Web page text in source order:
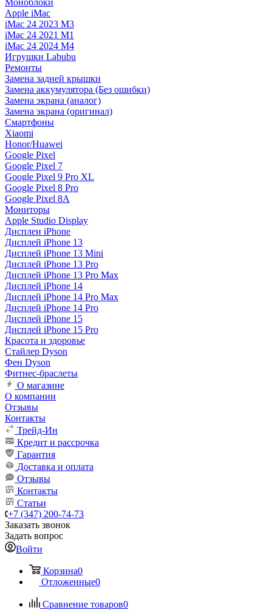
Моноблоки
Apple iMac
iMac 24 2023 M3
iMac 24 2021 M1
iMac 24 2024 M4
Игрушки Labubu
Ремонты
Замена задней крышки
Замена аккумулятора (Без ошибки)
Замена экрана (аналог)
Замена экрана (оригинал)
Смартфоны
Xiaomi
Honor/Huawei
Google Pixel
Google Pixel 7
Google Pixel 9 Pro XL
Google Pixel 8 Pro
Google Pixel 8A
Мониторы
Apple Studio Display
Дисплеи iPhone
Дисплей iPhone 13
Дисплей iPhone 13 Mini
Дисплей iPhone 13 Pro
Дисплей iPhone 13 Pro Max
Дисплей iPhone 14
Дисплей iPhone 14 Pro Max
Дисплей iPhone 14 Pro
Дисплей iPhone 15
Дисплей iPhone 15 Pro
Красота и здоровье
Стайлер Dyson
Фен Dyson
Фитнес-браслеты
О магазине
О компании
Отзывы
Контакты
Трейд-Ин
Кредит и рассрочка
Гарантия
Доставка и оплата
Отзывы
Контакты
Статьи
+7 (347) 200-74-73
Заказать звонок
Задать вопрос
Войти
Корзина0
Отложенные0
Сравнение товаров0